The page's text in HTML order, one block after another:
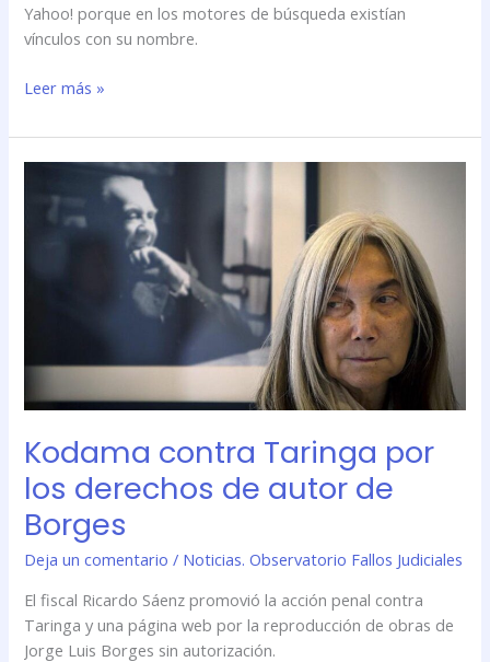
Yahoo! porque en los motores de búsqueda existían
vínculos con su nombre.
Leer más »
Kodama contra Taringa por
los derechos de autor de
Borges
Deja un comentario / Noticias. Observatorio Fallos Judiciales
El fiscal Ricardo Sáenz promovió la acción penal contra
Taringa y una página web por la reproducción de obras de
Jorge Luis Borges sin autorización.
contra
Taringa
Borges